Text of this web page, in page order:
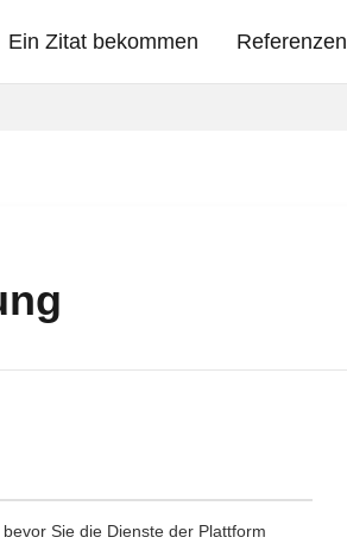
Ein Zitat bekommen Referenzen
Sie die Dienste der Plattform